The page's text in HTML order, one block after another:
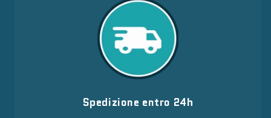
Spedizione entro 24h